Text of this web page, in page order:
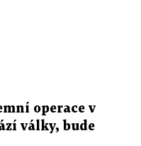
operace v
války, bude